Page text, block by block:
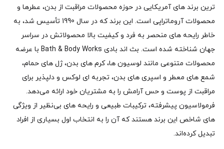
ترین برند های آمریکایی در حوزه محصولات مراقبت از بدن، عطرها و
محصولات آروماتراپی است. این برند که در سال 1990 تأسیس شد، به
خاطر رایحه‌ های منحصر به‌ فرد و کیفیت بالا محصولاتش در سراسر
جهان شناخته شده است. بث اند بادی Bath & Body Works با عرضه
محصولات متنوعی مانند لوسیون‌ ها، کرم‌ های بدن، ژل‌ های حمام،
شمع‌ های معطر و اسپری‌ های بدن، تجربه‌ ای لوکس و دلپذیر برای
مراقبت از پوست و حس آرامش را به مشتریان خود ارائه می‌دهد.
فرمولاسیون پیشرفته، ترکیبات طبیعی و رایحه‌ های بی‌نظیر از ویژگی‌
های شاخص این برند هستند که آن را به انتخاب اول بسیاری از افراد
تبدیل کرده‌اند.